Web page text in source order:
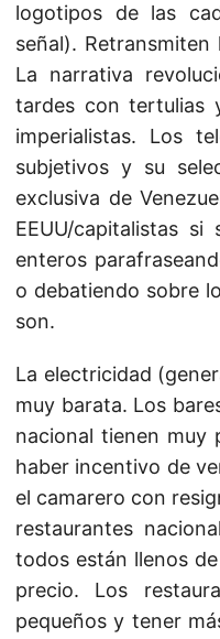
logotipos de las
señal).
La narrativa
tardes con tertulias
imperialistas. Los
subjetivos y su
exclusiva de
EEUU/capitalistas
enteros
o debatiendo sobre
son.
La electricidad
muy barata. Los
nacional tienen muy
haber incentivo de
el camarero con
restaurantes
todos están llenos
precio. Los
pequeños y tener